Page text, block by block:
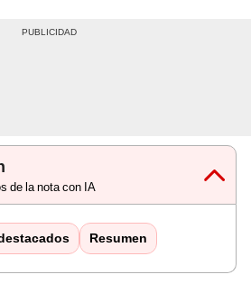
de la nota con IA
Resumen